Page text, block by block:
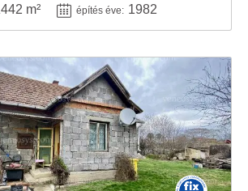
m² építés éve: 1982